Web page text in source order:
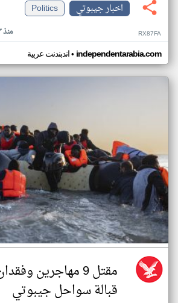
اخبار جيبوتي
Politics
منذ ٣ أشهر RX87FA
اندبندنت عربية• independentarabia.com
قبالة سواحل جيبوتي